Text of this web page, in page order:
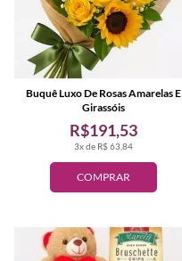
COMPRAR
3x de R$ 63,84
R$191,53
Buquê Luxo De Rosas Amarelas E
Girassóis